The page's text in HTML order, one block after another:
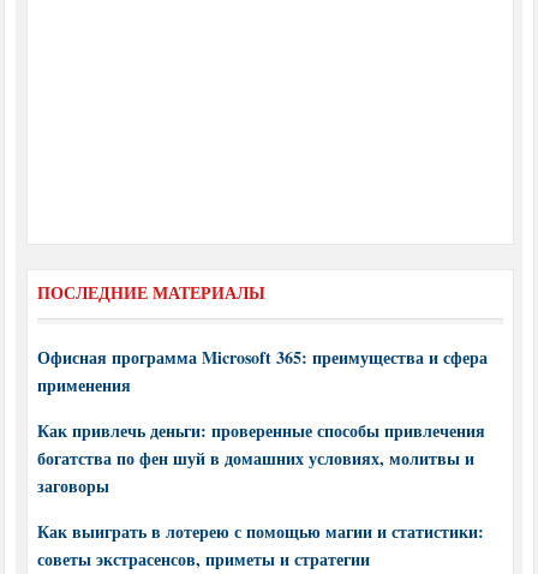
ПОСЛЕДНИЕ МАТЕРИАЛЫ
Офисная программа Microsoft 365: преимущества и сфера
применения
Как привлечь деньги: проверенные способы привлечения
богатства по фен шуй в домашних условиях, молитвы и
заговоры
Как выиграть в лотерею с помощью магии и статистики:
советы экстрасенсов, приметы и стратегии